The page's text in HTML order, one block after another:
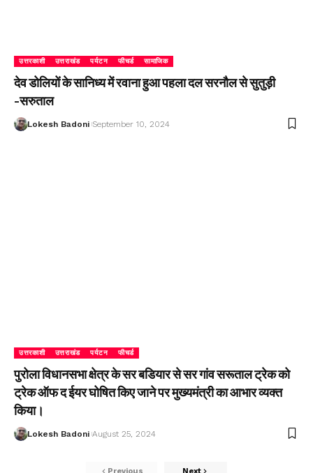
उत्तरकाशी उत्तराखंड पर्यटन फीचर्ड सामाजिक
देव डोलियों के सानिध्य में रवाना हुआ पहला दल सरनौल से सुतुड़ी
-सरुताल
Lokesh Badoni September 10, 2024
उत्तरकाशी उत्तराखंड पर्यटन फीचर्ड
पुरोला विधानसभा क्षेत्र के सर बडियार से सर गांव सरूताल ट्रेक को
ट्रेक ऑफ द ईयर घोषित किए जाने पर मुख्यमंत्री का आभार व्यक्त
किया।
Lokesh Badoni August 25, 2024